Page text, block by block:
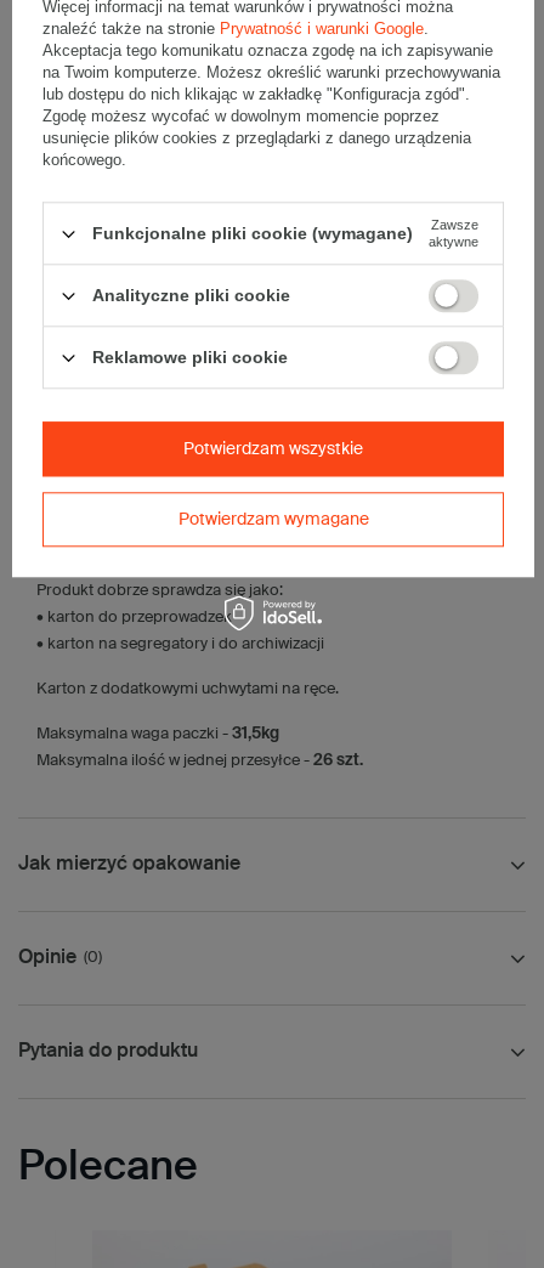
Wymiary
• zewnętrzne:
500x305x325 mm
• wewnętrzne:478x292x320 mm
• pojemność:44 l
Materiał:
• gramatura:440 g/m2
• kolor:Biały
• typ fefco:F0469
• składanie:Ręczne
Karton nadaje się do pakowania wysyłek kurierskich:
• InPost C
• Orlen Paczka L
Produkt dobrze sprawdza się jako:
• karton do przeprowadzek
• karton na segregatory i do archiwizacji
Karton z dodatkowymi uchwytami na ręce.
Maksymalna waga paczki - 31,5kg
Maksymalna ilość w jednej przesyłce - 26 szt.
Jak mierzyć opakowanie
Opinie (0)
Pytania do produktu
Polecane
Więcej informacji na temat warunków i prywatności można
znaleźć także na stronie Prywatność i warunki Google.
Akceptacja tego komunikatu oznacza zgodę na ich zapisywanie
na Twoim komputerze. Możesz określić warunki przechowywania
lub dostępu do nich klikając w zakładkę "Konfiguracja zgód".
Zgodę możesz wycofać w dowolnym momencie poprzez
usunięcie plików cookies z przeglądarki z danego urządzenia
końcowego.
Funkcjonalne pliki cookie (wymagane)
Zawsze
aktywne
Analityczne pliki cookie
Reklamowe pliki cookie
Potwierdzam wymagane
Potwierdzam wszystkie